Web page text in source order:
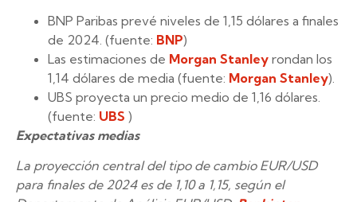
BNP Paribas prevé niveles de 1,15 dólares a finales
de 2024. (fuente: BNP)
Las estimaciones de Morgan Stanley rondan los
1,14 dólares de media (fuente: Morgan Stanley).
UBS proyecta un precio medio de 1,16 dólares.
(fuente: UBS )
Expectativas medias
La proyección central del tipo de cambio EUR/USD
para finales de 2024 es de 1,10 a 1,15, según el